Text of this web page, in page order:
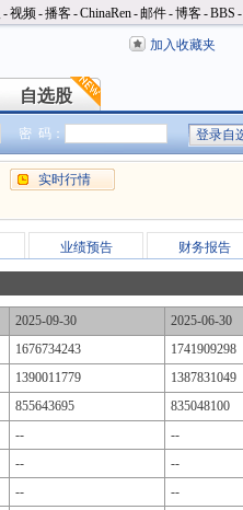
-视频-播客-ChinaRen-邮件-博客-BBS -
加入收藏夹
自选股
自选股
密 码：
实时行情
业绩预告 财务报告
2025-09-30
2025-06-30
1676734243
1741909298
1390011779
1387831049
855643695
835048100
--
--
--
--
--
--